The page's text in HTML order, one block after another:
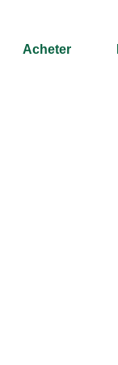
Acheter